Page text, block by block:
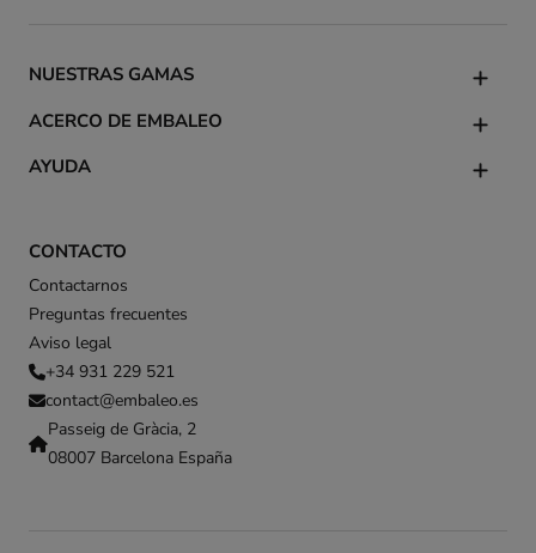
CONTACTO
Contactarnos
Preguntas frecuentes
Aviso legal
+34 931 229 521
contact@embaleo.es
Passeig de Gràcia, 2
08007 Barcelona España
NUESTRAS GAMAS
ACERCO DE EMBALEO
AYUDA